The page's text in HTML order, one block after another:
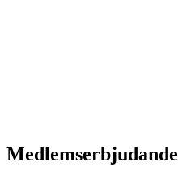
Medlemserbjudande